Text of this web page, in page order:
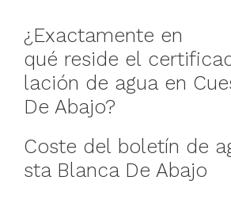
¿Exactamente en
qué reside el
lación de agua en
De Abajo?
Coste del boletín de
sta Blanca De Abajo